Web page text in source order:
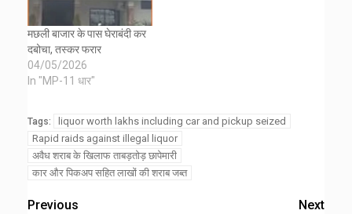
मछली बाजार के पास घेराबंदी कर
दबोचा, तस्कर फरार
04/05/2026
In "MP-11 धार"
Tags:
liquor worth lakhs including car and pickup seized
Rapid raids against illegal liquor
अवैध शराब के खिलाफ ताबड़तोड़ छापेमारी
कार और पिकअप सहित लाखों की शराब जब्त
Previous
Next